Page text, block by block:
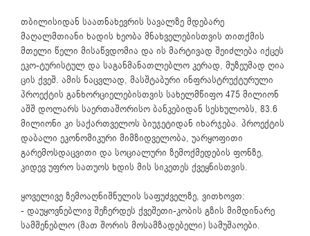
თბილისიდან საათნახევრის სავალზე მდებარე
მაღალმთიანი ხადის ხეობა მნახველებისთვის თითქმის
მთელი წელი მისაწვდომია და ის მარტივად შეიძლება იქცეს
ეკო-ტურისტულ და საგანმანათლებლო კერად, მუზეუმად ღია
ცის ქვეშ. ამის ნაცვლად, მასშტაბური ინფრასტრუქტურული
პროექტის განხორციელებისთვის სახელმწიფო 475 მილიონ
აშშ დოლარს საერთაშორისო ბანკებიდან სესხულობს, 83.6
მილიონი კი საქართველოს ბიუჯეტიდან იხარჯება. პროექტის
დაბალი ეკონომიკური მიმზიდველობა, უარყოფითი
გარემოსდაცვითი და სოციალური ზემოქმედების ფონზე,
კიდევ უფრო სათუოს ხდის მის სიკეთეს ქვეყნისთვის.
ყოველივე ზემოაღნიშნულის საფუძველზე, ვითხოვთ:
- დაუყოვნებლივ შეჩერდეს ქვეშეთი-კობის გზის მიმდინარე
სამშენებლო (მათ შორის მოსამზადებელი) სამუშაოები.